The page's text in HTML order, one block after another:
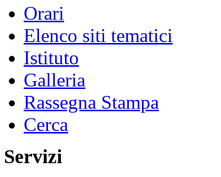
Orari
Elenco siti tematici
Istituto
Galleria
Rassegna Stampa
Cerca
Servizi